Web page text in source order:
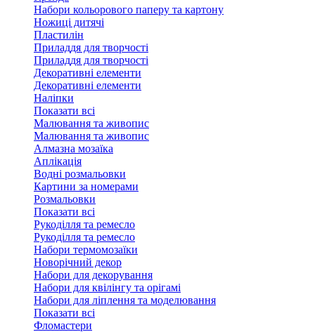
Набори кольорового паперу та картону
Ножиці дитячі
Пластилін
Приладдя для творчості
Приладдя для творчості
Декоративні елементи
Декоративні елементи
Налiпки
Показати всі
Малювання та живопис
Малювання та живопис
Алмазна мозаїка
Аплікація
Водні розмальовки
Картини за номерами
Розмальовки
Показати всі
Рукоділля та ремесло
Рукоділля та ремесло
Набори термомозаїки
Новорічний декор
Набори для декорування
Набори для квілінгу та орігамі
Набори для ліплення та моделювання
Показати всі
Фломастери